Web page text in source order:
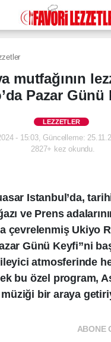
mutfağının
Pazar Günü
LEZZETLER
- 15:03, Güncelleme:
2827+ kez okundu.
Istanbul’da,
ve Prens
çevrelenmiş Ukiyo
Günü Keyfi”ni
atmosferinde
bu özel program,
bir araya
ABONE